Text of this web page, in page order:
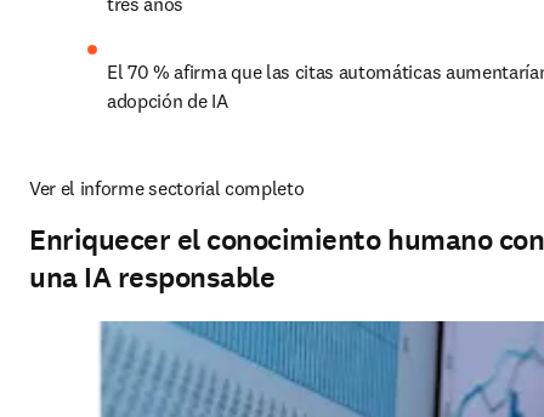
El 70 % afirma que las citas automáticas
adopción de IA
Ver el informe sectorial completo
Enriquecer el conocimiento humano con
una IA responsable